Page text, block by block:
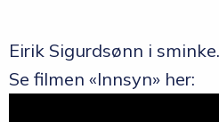
Eirik Sigurdsønn i sminke.
Se filmen «Innsyn» her: